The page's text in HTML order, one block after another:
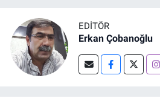
EDITÖR
Erkan Çobanoğlu